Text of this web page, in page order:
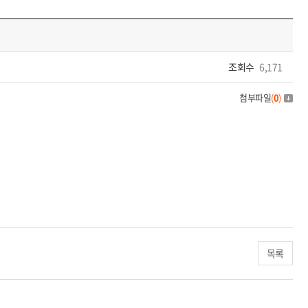
조회수 6,171
첨부파일(0)
목록